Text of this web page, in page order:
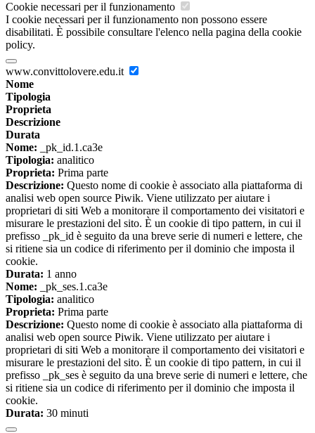
Cookie necessari per il funzionamento
I cookie necessari per il funzionamento non possono essere
disabilitati. È possibile consultare l'elenco nella pagina della cookie
policy.
www.convittolovere.edu.it
Nome
Tipologia
Proprieta
Descrizione
Durata
Nome: _pk_id.1.ca3e
Tipologia: analitico
Proprieta: Prima parte
Descrizione: Questo nome di cookie è associato alla piattaforma di
analisi web open source Piwik. Viene utilizzato per aiutare i
proprietari di siti Web a monitorare il comportamento dei visitatori e
misurare le prestazioni del sito. È un cookie di tipo pattern, in cui il
prefisso _pk_id è seguito da una breve serie di numeri e lettere, che
si ritiene sia un codice di riferimento per il dominio che imposta il
cookie.
Durata: 1 anno
Nome: _pk_ses.1.ca3e
Tipologia: analitico
Proprieta: Prima parte
Descrizione: Questo nome di cookie è associato alla piattaforma di
analisi web open source Piwik. Viene utilizzato per aiutare i
proprietari di siti Web a monitorare il comportamento dei visitatori e
misurare le prestazioni del sito. È un cookie di tipo pattern, in cui il
prefisso _pk_ses è seguito da una breve serie di numeri e lettere, che
si ritiene sia un codice di riferimento per il dominio che imposta il
cookie.
Durata: 30 minuti